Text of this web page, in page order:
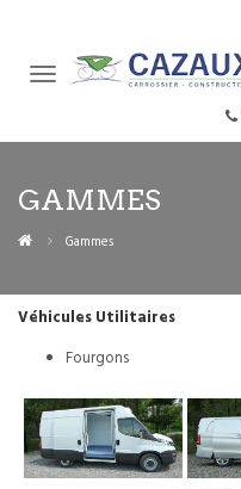
GAMMES
Gammes
Véhicules Utilitaires
Fourgons